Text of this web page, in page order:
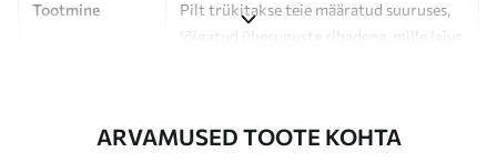
Tootmine
Pilt trükitakse teie määratud suuruses,
lõigatud ühesuguste ribadena, mille laius
ARVAMUSED TOOTE KOHTA